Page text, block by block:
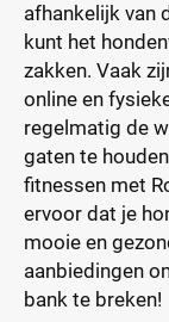
afhankelijk van
kunt het
zakken. Vaak
online en
regelmatig de
gaten te
fitnessen met
ervoor dat je
mooie en
aanbiedingen
bank te breken!